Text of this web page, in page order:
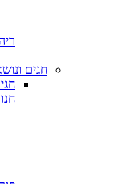
חגים